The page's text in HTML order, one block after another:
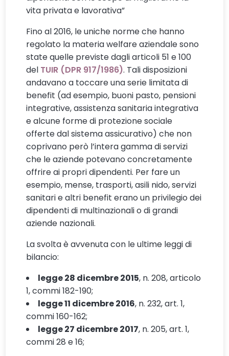
vita privata e lavorativa”
Fino al 2016, le uniche norme che hanno
regolato la materia welfare aziendale sono
state quelle previste dagli articoli 51 e 100
del TUIR (DPR 917/1986). Tali disposizioni
andavano a toccare una serie limitata di
benefit (ad esempio, buoni pasto, pensioni
integrative, assistenza sanitaria integrativa
e alcune forme di protezione sociale
offerte dal sistema assicurativo) che non
coprivano però l’intera gamma di servizi
che le aziende potevano concretamente
offrire ai propri dipendenti. Per fare un
esempio, mense, trasporti, asili nido, servizi
sanitari e altri benefit erano un privilegio dei
dipendenti di multinazionali o di grandi
aziende nazionali.
La svolta è avvenuta con le ultime leggi di
bilancio:
legge 28 dicembre 2015, n. 208, articolo
1, commi 182-190;
legge 11 dicembre 2016, n. 232, art. 1,
commi 160-162;
legge 27 dicembre 2017, n. 205, art. 1,
commi 28 e 16;